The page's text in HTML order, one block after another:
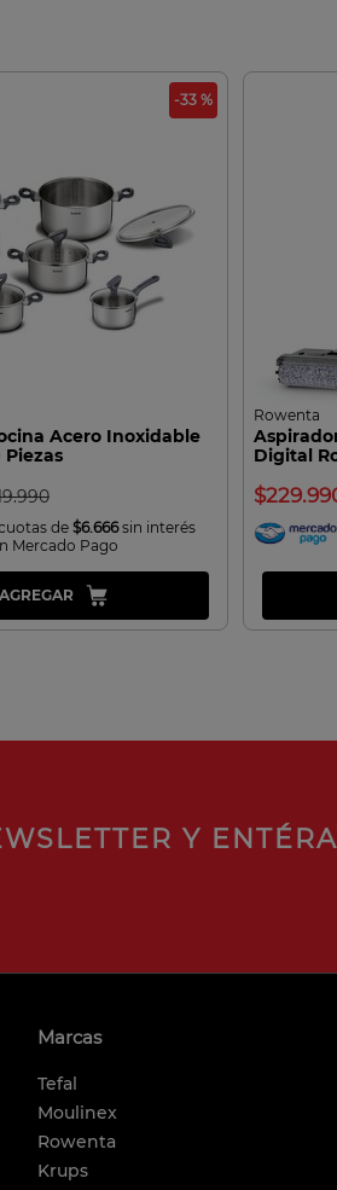
-33 %
Acero Inoxidable
Piezas
cuotas de$6.666sin interés
Mercado Pago
AGREGAR
Rowenta
Digital
Y
Marcas
Tefal
Moulinex
Rowenta
Krups